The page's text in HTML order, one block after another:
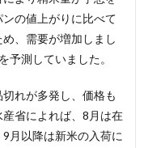
の値上がりに比べて
、需要が増加しまし
予測していました。
れが多発し、価格も
産省によれば、8月は在
月以降は新米の入荷に